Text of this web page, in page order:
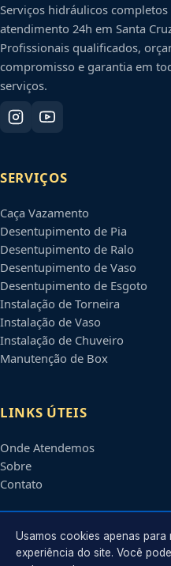
Serviços hidráulicos completos
atendimento 24h em Santa
Profissionais qualificados,
compromisso e garantia em
serviços.
SERVIÇOS
Caça Vazamento
Desentupimento de Pia
Desentupimento de Ralo
Desentupimento de Vaso
Desentupimento de Esgoto
Instalação de Torneira
Instalação de Vaso
Instalação de Chuveiro
Manutenção de Box
LINKS ÚTEIS
Onde Atendemos
Sobre
Contato
CONTATO
Usamos cookies apenas para
experiência do site. Você